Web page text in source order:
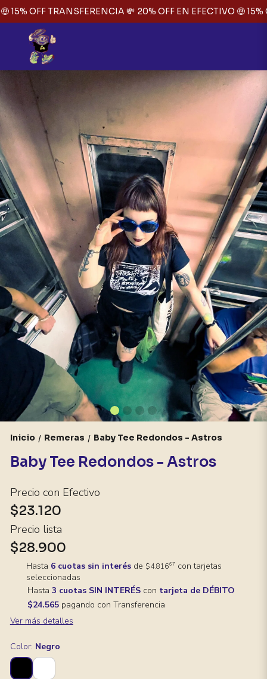
OFF TRANSFERENCIA 💸 20% OFF EN EFECTIVO 🤑 15%
Inicio / Remeras / Baby Tee Redondos - Astros
Baby Tee Redondos - Astros
Precio con Efectivo
$23.120
Precio lista
$28.900
Hasta 6 cuotas sin interésde $4.81667 con tarjetas
seleccionadas
Hasta 3 cuotas SIN INTERÉScon tarjeta de DÉBITO
$24.565pagando con Transferencia
Ver más detalles
Color: Negro